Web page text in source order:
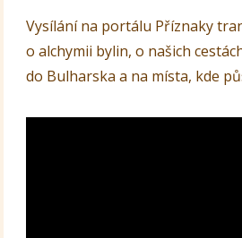
Vysílání na portálu Příznaky
o alchymii bylin, o našich
do Bulharska a na místa, kde